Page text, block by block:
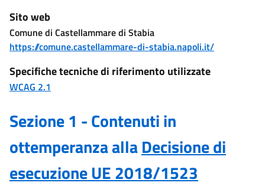
Sito web
Comune di Castellammare di Stabia
https://comune.castellammare-di-stabia.napoli.it/
Specifiche tecniche di riferimento utilizzate
WCAG 2.1
Sezione 1 - Contenuti in
ottemperanza allaDecisione di
esecuzione UE 2018/1523